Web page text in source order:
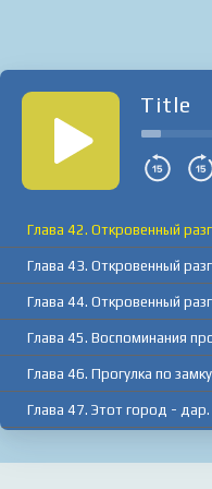
Title
Глава 42. Откровенный
Глава 43. Откровенный
Глава 44. Откровенный
Глава 45. Воспоминания
Глава 46. Прогулка по
Глава 47. Этот город - дар.